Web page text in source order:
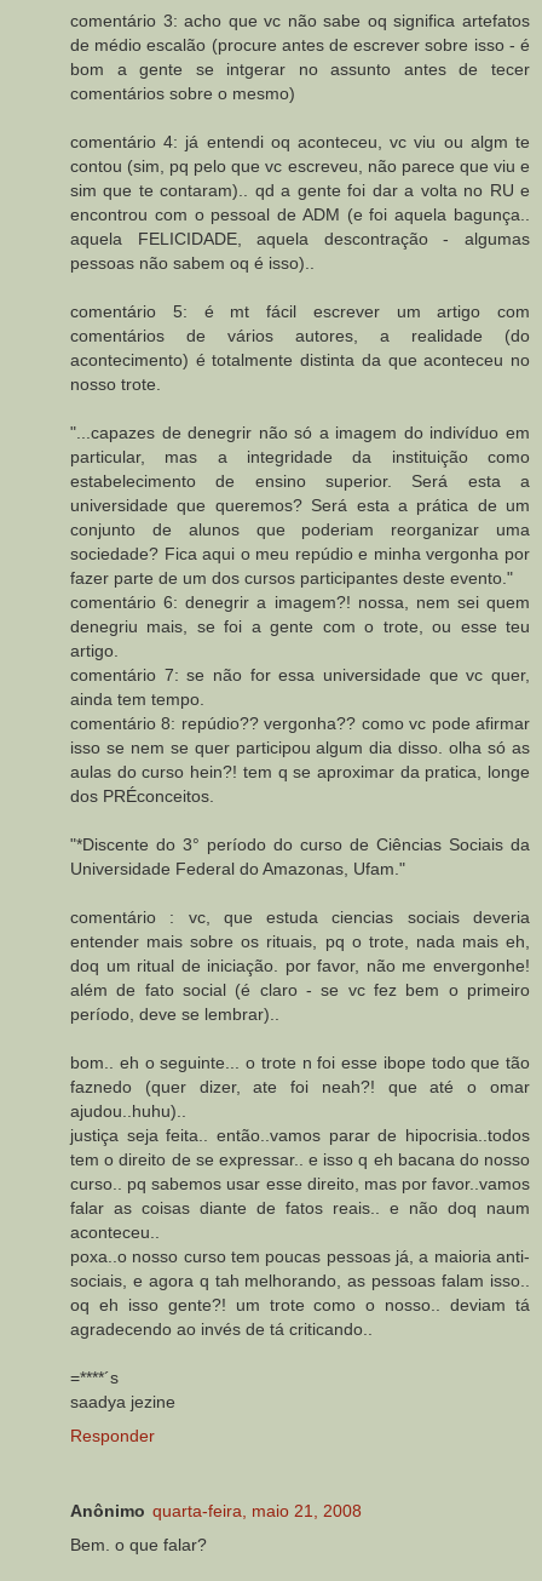
comentário 3: acho que vc não sabe oq significa artefatos
de médio escalão (procure antes de escrever sobre isso - é
bom a gente se intgerar no assunto antes de tecer
comentários sobre o mesmo)
comentário 4: já entendi oq aconteceu, vc viu ou algm te
contou (sim, pq pelo que vc escreveu, não parece que viu e
sim que te contaram).. qd a gente foi dar a volta no RU e
encontrou com o pessoal de ADM (e foi aquela bagunça..
aquela FELICIDADE, aquela descontração - algumas
pessoas não sabem oq é isso)..
comentário 5: é mt fácil escrever um artigo com
comentários de vários autores, a realidade (do
acontecimento) é totalmente distinta da que aconteceu no
nosso trote.
"...capazes de denegrir não só a imagem do indivíduo em
particular, mas a integridade da instituição como
estabelecimento de ensino superior. Será esta a
universidade que queremos? Será esta a prática de um
conjunto de alunos que poderiam reorganizar uma
sociedade? Fica aqui o meu repúdio e minha vergonha por
fazer parte de um dos cursos participantes deste evento."
comentário 6: denegrir a imagem?! nossa, nem sei quem
denegriu mais, se foi a gente com o trote, ou esse teu
artigo.
comentário 7: se não for essa universidade que vc quer,
ainda tem tempo.
comentário 8: repúdio?? vergonha?? como vc pode afirmar
isso se nem se quer participou algum dia disso. olha só as
aulas do curso hein?! tem q se aproximar da pratica, longe
dos PRÉconceitos.
"*Discente do 3° período do curso de Ciências Sociais da
Universidade Federal do Amazonas, Ufam."
comentário : vc, que estuda ciencias sociais deveria
entender mais sobre os rituais, pq o trote, nada mais eh,
doq um ritual de iniciação. por favor, não me envergonhe!
além de fato social (é claro - se vc fez bem o primeiro
período, deve se lembrar)..
bom.. eh o seguinte... o trote n foi esse ibope todo que tão
faznedo (quer dizer, ate foi neah?! que até o omar
ajudou..huhu)..
justiça seja feita.. então..vamos parar de hipocrisia..todos
tem o direito de se expressar.. e isso q eh bacana do nosso
curso.. pq sabemos usar esse direito, mas por favor..vamos
falar as coisas diante de fatos reais.. e não doq naum
aconteceu..
poxa..o nosso curso tem poucas pessoas já, a maioria anti-
sociais, e agora q tah melhorando, as pessoas falam isso..
oq eh isso gente?! um trote como o nosso.. deviam tá
agradecendo ao invés de tá criticando..
=****´s
saadya jezine
Responder
Anônimo quarta-feira, maio 21, 2008
Bem. o que falar?